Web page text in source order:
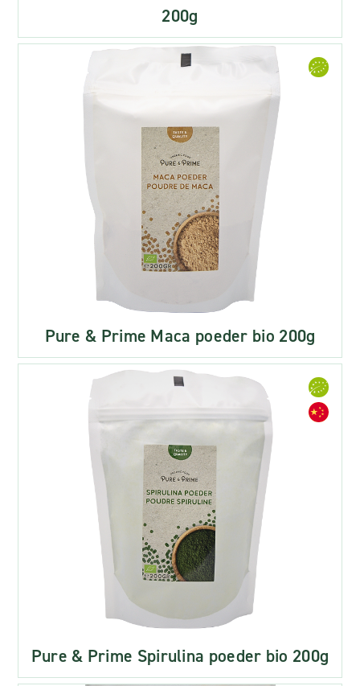
200g
Pure & Prime Maca poeder bio 200g
Pure & Prime Spirulina poeder bio 200g